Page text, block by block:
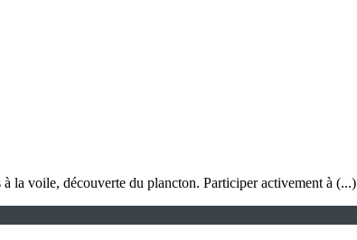
la voile, découverte du plancton. Participer activement à (...)